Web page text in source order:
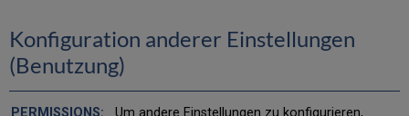
Konfiguration anderer Einstellungen
(Benutzung)
Um andere Einstellungen zu konfigurieren,